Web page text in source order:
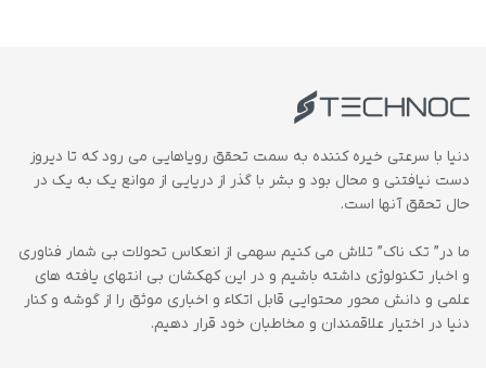
دنیا با سرعتی خیره کننده به سمت تحقق رویاهایی می رود که تا دیروز
دست نیافتنی و محال بود و بشر با گذر از دریایی از موانع یک به یک در
حال تحقق آنها است.
ما در” تک ناک” تلاش می کنیم سهمی از انعکاس تحولات بی شمار فناوری
و اخبار تکنولوژی داشته باشیم و در این کهکشان بی انتهای یافته های
علمی و دانش محور محتوایی قابل اتکاء و اخباری موثق را از گوشه و کنار
دنیا در اختیار علاقمندان و مخاطبان خود قرار دهیم.